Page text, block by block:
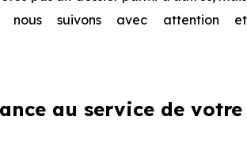
suivons avec attention et
au service de votre